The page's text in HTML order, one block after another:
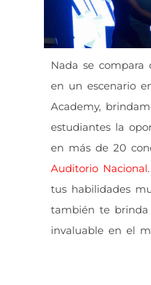
Nada se
en un escenario
Academy,
estudiantes la
en más de 20
Auditorio Nacional
tus habilidades
también te brinda
invaluable en el